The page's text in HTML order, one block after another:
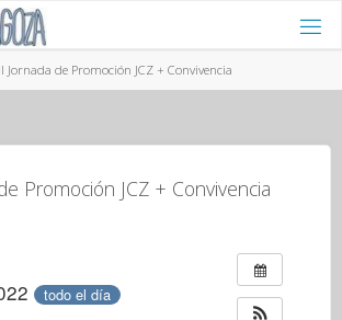
II Jornada de Promoción JCZ + Convivencia
Promoción JCZ + Convivencia
todo el día